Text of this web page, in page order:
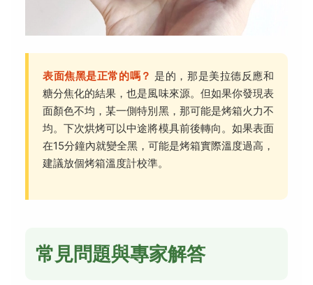
表面焦黑是正常的嗎？ 是的，那是美拉德反應和
糖分焦化的結果，也是風味來源。但如果你發現表
面顏色不均，某一側特別黑，那可能是烤箱火力不
均。下次烘烤可以中途將模具前後轉向。如果表面
在15分鐘內就變全黑，可能是烤箱實際溫度過高，
建議放個烤箱溫度計校準。
常見問題與專家解答